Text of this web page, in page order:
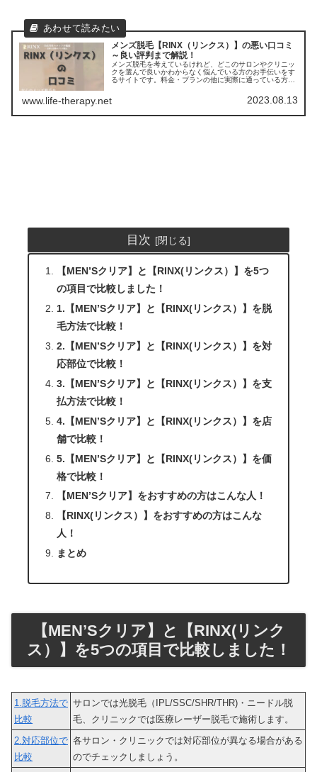
メンズ脱毛【RINX（リンクス）】の悪い口コミ
～良い評判まで解説！
メンズ脱毛を考えているけれど、どこのサロンやクリニッ
クを選んで良いかわからなく悩んでいる方のお手伝いをす
るサイトです。料金・プランの他に実際に通っている方の
www.life-therapy.net 2023.08.13
目次
【MEN’Sクリア】と【RINX(リンクス）】を5つ
の項目で比較しました！
1.【MEN’Sクリア】と【RINX(リンクス）】を脱
毛方法で比較！
2.【MEN’Sクリア】と【RINX(リンクス）】を対
応部位で比較！
3.【MEN’Sクリア】と【RINX(リンクス）】を支
払方法で比較！
4.【MEN’Sクリア】と【RINX(リンクス）】を店
舗で比較！
5.【MEN’Sクリア】と【RINX(リンクス）】を価
格で比較！
【MEN’Sクリア】をおすすめの方はこんな人！
【RINX(リンクス）】をおすすめの方はこんな
人！
まとめ
【MEN’Sクリア】と【RINX(リンク
ス）】を5つの項目で比較しました！
1.脱毛方法で
比較
サロンでは光脱毛（IPL/SSC/SHR/THR)・ニードル脱
毛、クリニックでは医療レーザー脱毛で施術します。
2.対応部位で
比較
各サロン・クリニックでは対応部位が異なる場合がある
のでチェックしましょう。